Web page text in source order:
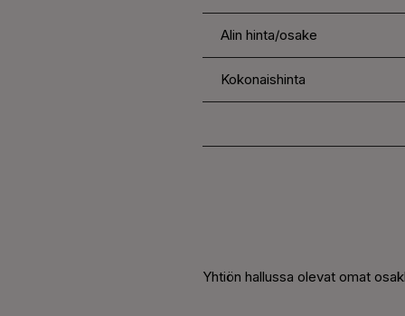
Alin hinta/osake
Kokonaishinta
Yhtiön hallussa olevat omat